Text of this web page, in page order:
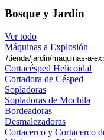
Bosque y Jardín
Ver todo
Máquinas a Explosión
Cortacésped Helicoidal
Cortadora de Césped
Sopladoras
Sopladoras de Mochila
Bordeadoras
Desmalezadoras
Cortacerco y Cortacerco